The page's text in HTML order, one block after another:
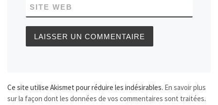
SITE WEB
Ce site utilise Akismet pour réduire les indésirables. En savoir plus
sur la façon dont les données de vos commentaires sont traitées.